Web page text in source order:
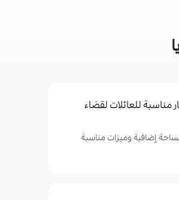
مناسبة للعائلات لقضاء
مساحة إضافية وميزات مناسبة